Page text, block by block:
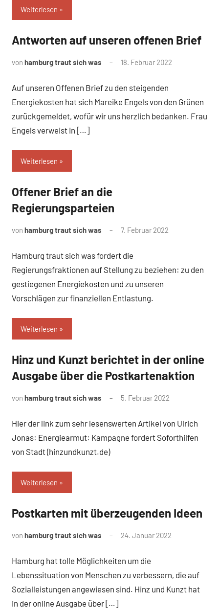
Weiterlesen
Uncategorized
Antworten auf unseren offenen Brief
von hamburg traut sich was 18. Februar 2022
Auf unseren Offenen Brief zu den steigenden
Energiekosten hat sich Mareike Engels von den Grünen
zurückgemeldet, wofür wir uns herzlich bedanken. Frau
Engels verweist in […]
Weiterlesen
Uncategorized
Offener Brief an die
Regierungsparteien
von hamburg traut sich was 7. Februar 2022
Hamburg traut sich was fordert die
Regierungsfraktionen auf Stellung zu beziehen: zu den
gestiegenen Energiekosten und zu unseren
Vorschlägen zur finanziellen Entlastung.
Weiterlesen
Uncategorized
Hinz und Kunzt berichtet in der online
Ausgabe über die Postkartenaktion
von hamburg traut sich was 5. Februar 2022
Hier der link zum sehr lesenswerten Artikel von Ulrich
Jonas: Energiearmut: Kampagne fordert Soforthilfen
von Stadt (hinzundkunzt.de)
Weiterlesen
Uncategorized
Postkarten mit überzeugenden Ideen
von hamburg traut sich was 24. Januar 2022
Hamburg hat tolle Möglichkeiten um die
Lebenssituation von Menschen zu verbessern, die auf
Sozialleistungen angewiesen sind. Hinz und Kunzt hat
in der online Ausgabe über […]